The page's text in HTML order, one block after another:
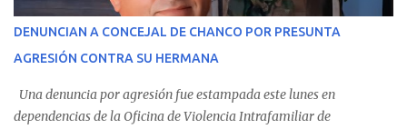
corresponde a un funcionario de la Municipalidad de Chanco,
detectaron incumplimientos a la normativa vigente. El informe
precisa que la mayor cantidad de dinero apostado se registró en
Talca, donde...
DENUNCIAN A CONCEJAL DE CHANCO POR PRESUNTA
AGRESIÓN CONTRA SU HERMANA
Una denuncia por agresión fue estampada este lunes en
dependencias de la Oficina de Violencia Intrafamiliar de